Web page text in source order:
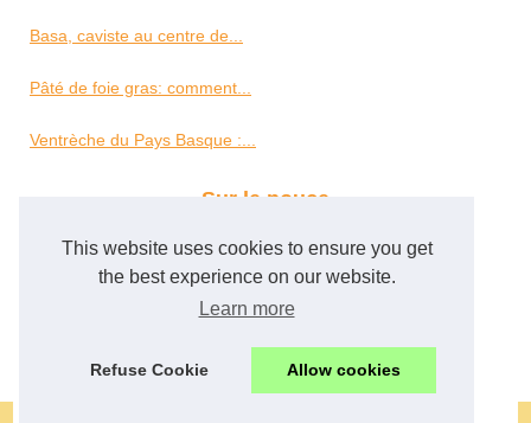
This website uses cookies to ensure you get
the best experience on our website.
Learn more
Refuse Cookie Allow cookies
Basa, caviste au centre de...
Pâté de foie gras: comment...
Ventrèche du Pays Basque :...
Sur le pouce
Meilleur du Chef : votre...
Explorons le monde du Foie...